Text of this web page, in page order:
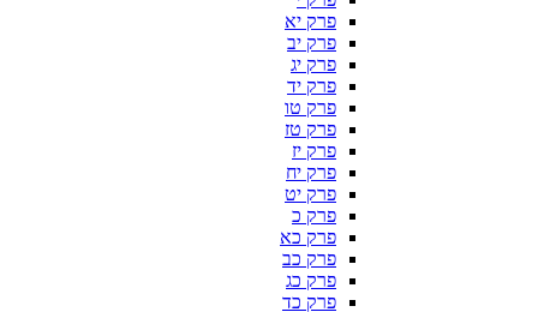
פרק יא
פרק יב
פרק יג
פרק יד
פרק טו
פרק טז
פרק יז
פרק יח
פרק יט
פרק כ
פרק כא
פרק כב
פרק כג
פרק כד